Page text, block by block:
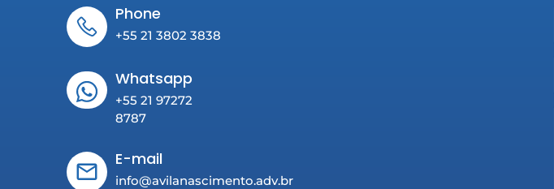
Phone
+55 21 3802 3838
Whatsapp
+55 21 97272
8787
E-mail
info@avilanascimento.adv.br